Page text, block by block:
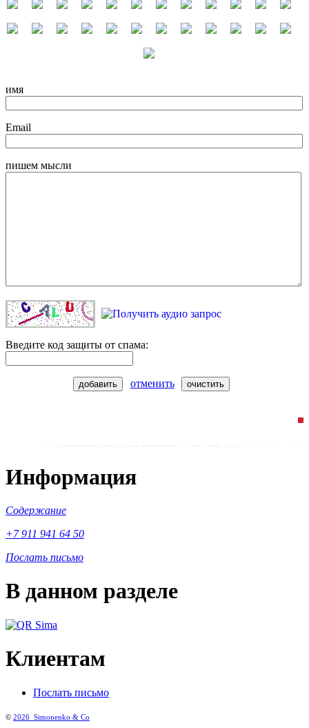
имя
Email
пишем мысли
Введите код защиты от спама:
добавить отменить очистить
Информация
Содержание
+7 911 941 64 50
Послать письмо
В данном разделе
Клиентам
Послать письмо
© 2026 Simonenko & Co